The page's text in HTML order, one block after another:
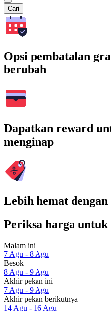
Cari
Opsi pembatalan
berubah
Dapatkan reward
menginap
Lebih hemat
Periksa harga untuk
Malam ini
7 Agu - 8 Agu
Besok
8 Agu - 9 Agu
Akhir pekan ini
7 Agu - 9 Agu
Akhir pekan berikutnya
14 Agu - 16 Agu